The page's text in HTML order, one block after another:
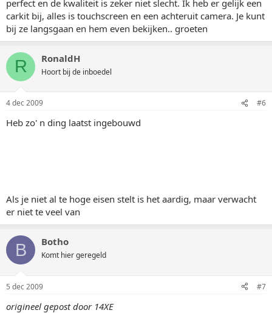
perfect en de kwaliteit is zeker niet slecht. Ik heb er gelijk een
carkit bij, alles is touchscreen en een achteruit camera. Je kunt
bij ze langsgaan en hem even bekijken.. groeten
R RonaldH
Hoort bij de inboedel
4 dec 2009 #6
Heb zo' n ding laatst ingebouwd
Als je niet al te hoge eisen stelt is het aardig, maar verwacht
er niet te veel van
B Botho
Komt hier geregeld
5 dec 2009 #7
origineel gepost door 14XE